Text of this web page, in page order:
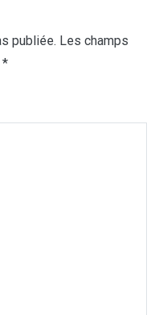
publiée. Les champs
*